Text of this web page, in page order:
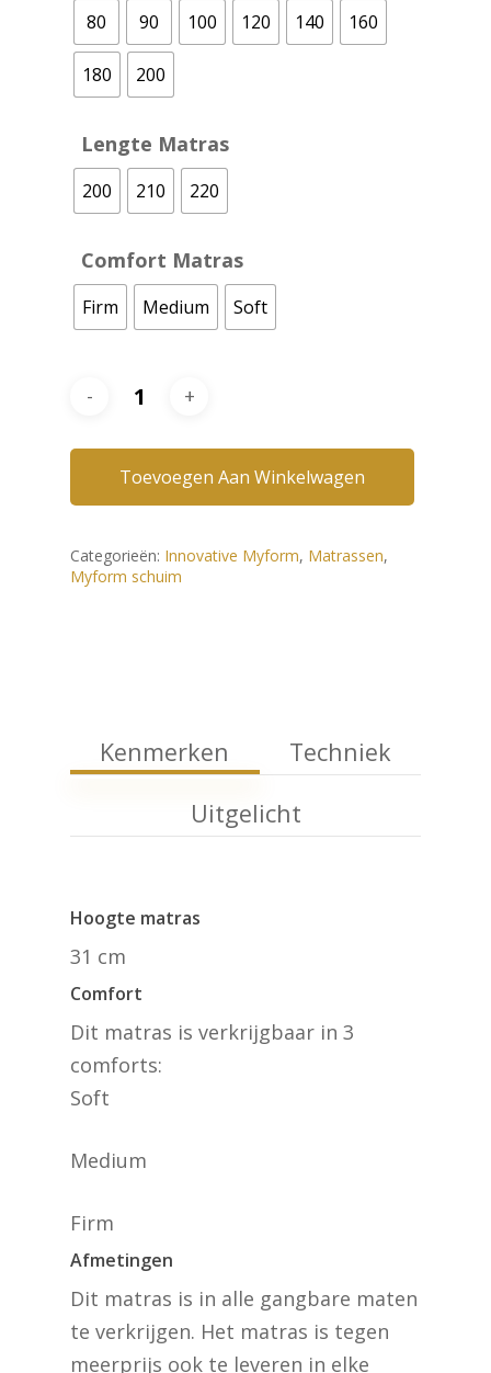
80 90 100 120 140 160
180 200
Lengte Matras
200 210 220
Comfort Matras
Firm Medium Soft
Toevoegen Aan Winkelwagen
Categorieën: Innovative Myform, Matrassen,
Myform schuim
Kenmerken
Techniek
Uitgelicht
Hoogte matras
31 cm
Comfort
Dit matras is verkrijgbaar in 3
comforts:
Soft
Medium
Firm
Afmetingen
Dit matras is in alle gangbare maten
te verkrijgen. Het matras is tegen
meerprijs ook te leveren in elke